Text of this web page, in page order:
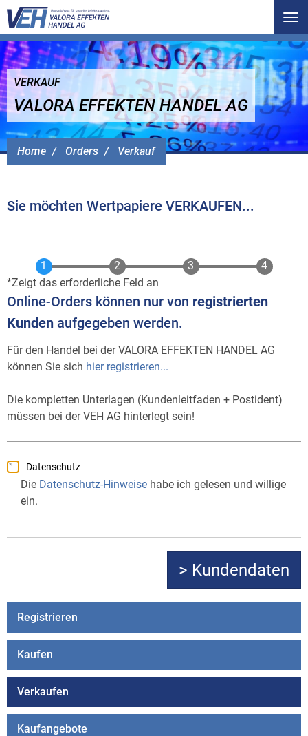
Home Orders Verkauf
VERKAUF
VALORA EFFEKTEN HANDEL AG
Sie möchten Wertpapiere VERKAUFEN...
Zeigt das erforderliche Feld an
Online-Orders können nur von registrierten
Kunden aufgegeben werden.
Für den Handel bei der VALORA EFFEKTEN HANDEL AG
können Sie sich hier registrieren...
Die kompletten Unterlagen (Kundenleitfaden + Postident)
müssen bei der VEH AG hinterlegt sein!
Datenschutz
Die Datenschutz-Hinweise habe ich gelesen und willige
ein.
Registrieren
Kaufen
Verkaufen
Kaufangebote